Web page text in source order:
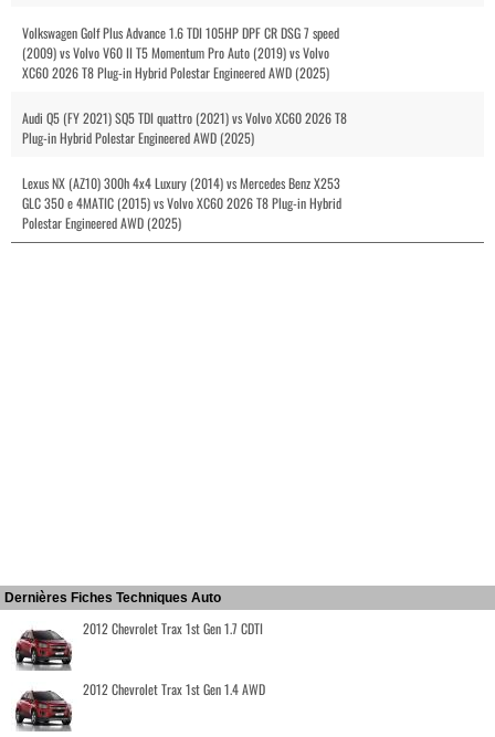
Volkswagen Golf Plus Advance 1.6 TDI 105HP DPF CR DSG 7 speed
(2009) vs Volvo V60 II T5 Momentum Pro Auto (2019) vs Volvo
XC60 2026 T8 Plug-in Hybrid Polestar Engineered AWD (2025)
Audi Q5 (FY 2021) SQ5 TDI quattro (2021) vs Volvo XC60 2026 T8
Plug-in Hybrid Polestar Engineered AWD (2025)
Lexus NX (AZ10) 300h 4x4 Luxury (2014) vs Mercedes Benz X253
GLC 350 e 4MATIC (2015) vs Volvo XC60 2026 T8 Plug-in Hybrid
Polestar Engineered AWD (2025)
Dernières Fiches Techniques Auto
2012 Chevrolet Trax 1st Gen 1.7 CDTI
2012 Chevrolet Trax 1st Gen 1.4 AWD